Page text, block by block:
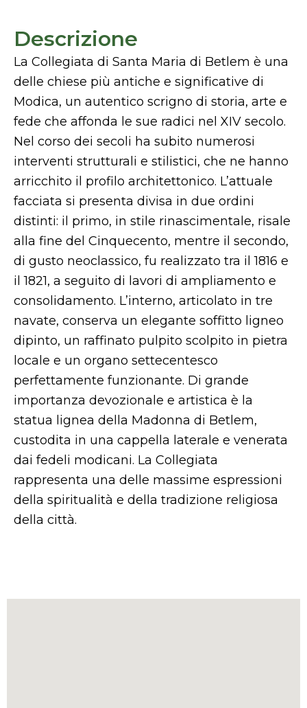
Descrizione
La Collegiata di Santa Maria di Betlem è una
delle chiese più antiche e significative di
Modica, un autentico scrigno di storia, arte e
fede che affonda le sue radici nel XIV secolo.
Nel corso dei secoli ha subito numerosi
interventi strutturali e stilistici, che ne hanno
arricchito il profilo architettonico. L’attuale
facciata si presenta divisa in due ordini
distinti: il primo, in stile rinascimentale, risale
alla fine del Cinquecento, mentre il secondo,
di gusto neoclassico, fu realizzato tra il 1816 e
il 1821, a seguito di lavori di ampliamento e
consolidamento. L’interno, articolato in tre
navate, conserva un elegante soffitto ligneo
dipinto, un raffinato pulpito scolpito in pietra
locale e un organo settecentesco
perfettamente funzionante. Di grande
importanza devozionale e artistica è la
statua lignea della Madonna di Betlem,
custodita in una cappella laterale e venerata
dai fedeli modicani. La Collegiata
rappresenta una delle massime espressioni
della spiritualità e della tradizione religiosa
della città.